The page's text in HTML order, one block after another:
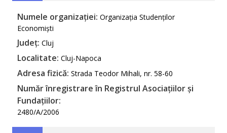
Numele organizației: Organizația Studenților
Economiști
Județ: Cluj
Localitate: Cluj-Napoca
Adresa fizică: Strada Teodor Mihali, nr. 58-60
Număr înregistrare în Registrul Asociațiilor și
Fundațiilor:
2480/A/2006